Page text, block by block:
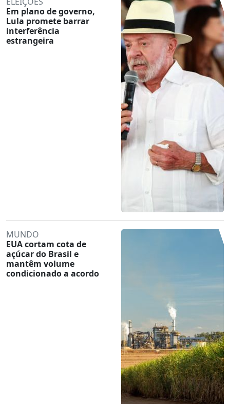
Em plano de governo,
Lula promete barrar
interferência
estrangeira
MUNDO
EUA cortam cota de
açúcar do Brasil e
mantêm volume
condicionado a acordo